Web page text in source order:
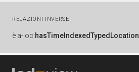
RELAZIONI INVERSE
è a-loc:hasTimeIndexedTypedLocation